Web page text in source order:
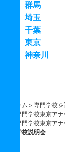
群馬
埼玉
千葉
東京
神奈川
ホーム 専門学校を
専門学校東京ア
専門学校東京ア
学校説明会